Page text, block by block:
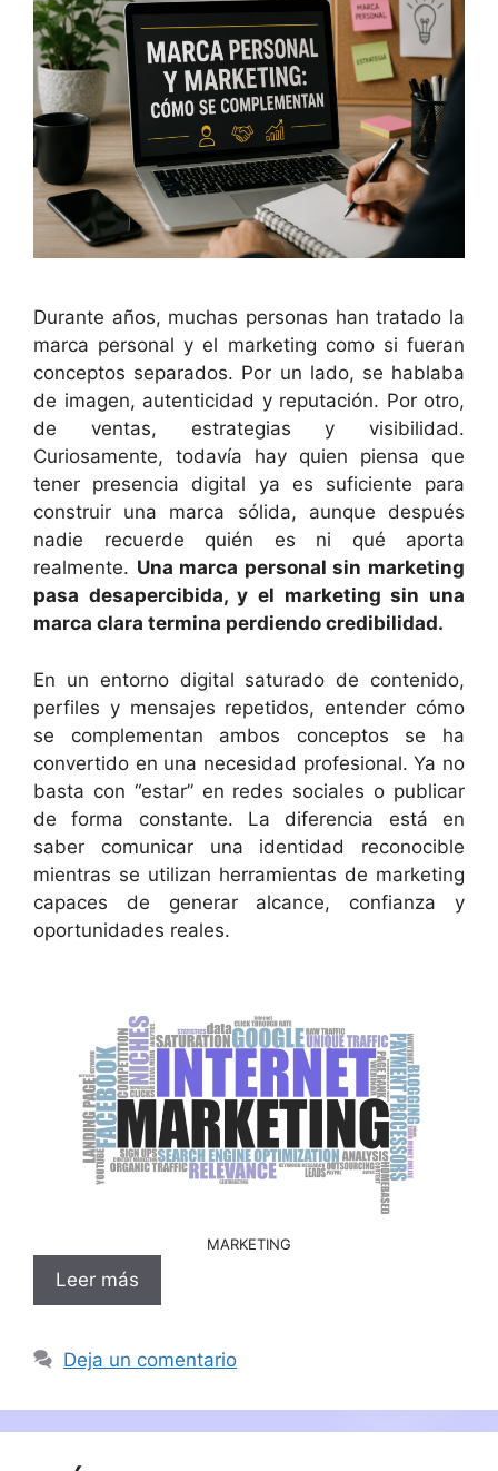
Durante años, muchas personas han tratado la
marca personal y el marketing como si fueran
conceptos separados. Por un lado, se hablaba
de imagen, autenticidad y reputación. Por otro,
de ventas, estrategias y visibilidad.
Curiosamente, todavía hay quien piensa que
tener presencia digital ya es suficiente para
construir una marca sólida, aunque después
nadie recuerde quién es ni qué aporta
realmente. Una marca personal sin marketing
pasa desapercibida, y el marketing sin una
marca clara termina perdiendo credibilidad.
En un entorno digital saturado de contenido,
perfiles y mensajes repetidos, entender cómo
se complementan ambos conceptos se ha
convertido en una necesidad profesional. Ya no
basta con “estar” en redes sociales o publicar
de forma constante. La diferencia está en
saber comunicar una identidad reconocible
mientras se utilizan herramientas de marketing
capaces de generar alcance, confianza y
oportunidades reales.
MARKETING
Leer más
Deja un comentario